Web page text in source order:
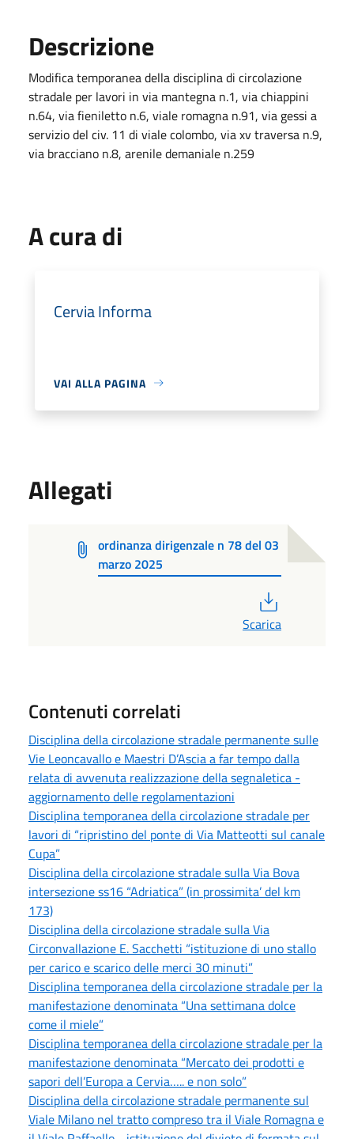
Descrizione
Modifica temporanea della disciplina di circolazione
stradale per lavori in via mantegna n.1, via chiappini
n.64, via fieniletto n.6, viale romagna n.91, via gessi a
servizio del civ. 11 di viale colombo, via xv traversa n.9,
via bracciano n.8, arenile demaniale n.259
A cura di
Cervia Informa
VAI ALLA PAGINA
Allegati
ordinanza dirigenzale n 78 del 03
marzo 2025
Scarica
Contenuti correlati
Disciplina della circolazione stradale permanente sulle
Vie Leoncavallo e Maestri D’Ascia a far tempo dalla
relata di avvenuta realizzazione della segnaletica -
aggiornamento delle regolamentazioni
Disciplina temporanea della circolazione stradale per
lavori di “ripristino del ponte di Via Matteotti sul canale
Cupa”
Disciplina della circolazione stradale sulla Via Bova
intersezione ss16 “Adriatica” (in prossimita’ del km
173)
Disciplina della circolazione stradale sulla Via
Circonvallazione E. Sacchetti “istituzione di uno stallo
per carico e scarico delle merci 30 minuti”
Disciplina temporanea della circolazione stradale per la
manifestazione denominata “Una settimana dolce
come il miele”
Disciplina temporanea della circolazione stradale per la
manifestazione denominata “Mercato dei prodotti e
sapori dell’Europa a Cervia….. e non solo”
Disciplina della circolazione stradale permanente sul
Viale Milano nel tratto compreso tra il Viale Romagna e